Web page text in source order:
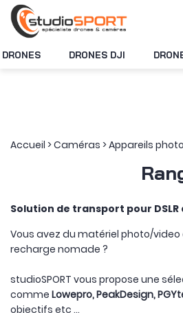
DRONES DRONES DJI
Accueil >Caméras >Appareils photo
Solution de transport pour
Vous avez du matériel photo/
recharge nomade ?
studioSPORT vous propose une
comme Lowepro, PeakDesign,
objectifs etc ...